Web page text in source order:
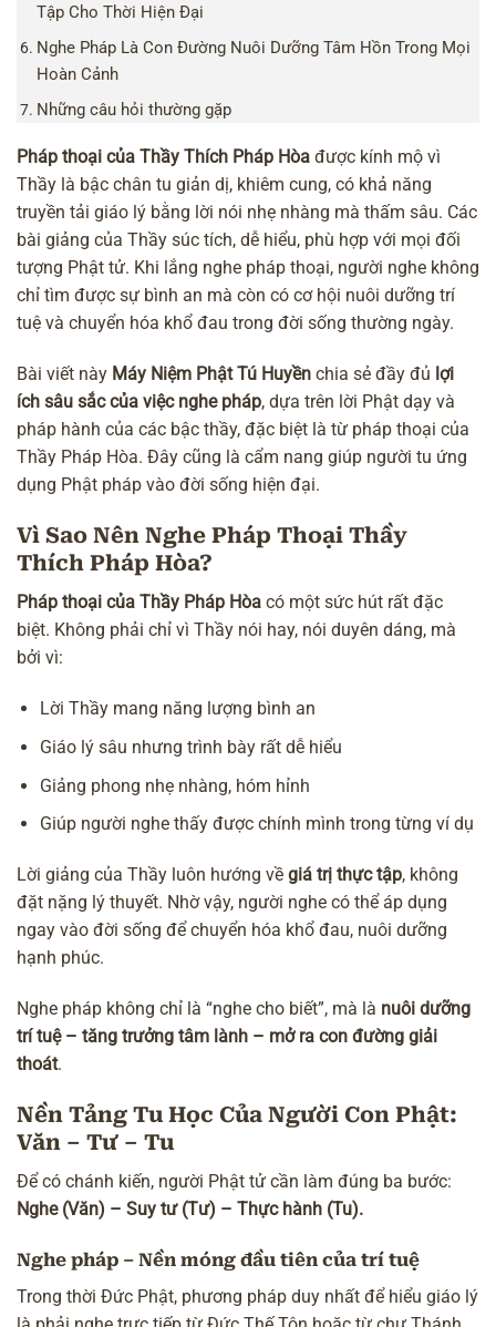
Tập Cho Thời Hiện Đại
Nghe Pháp Là Con Đường Nuôi Dưỡng Tâm Hồn Trong Mọi
Hoàn Cảnh
Những câu hỏi thường gặp
Pháp thoại của Thầy Thích Pháp Hòa được kính mộ vì
Thầy là bậc chân tu giản dị, khiêm cung, có khả năng
truyền tải giáo lý bằng lời nói nhẹ nhàng mà thấm sâu. Các
bài giảng của Thầy súc tích, dễ hiểu, phù hợp với mọi đối
tượng Phật tử. Khi lắng nghe pháp thoại, người nghe không
chỉ tìm được sự bình an mà còn có cơ hội nuôi dưỡng trí
tuệ và chuyển hóa khổ đau trong đời sống thường ngày.
Bài viết này Máy Niệm Phật Tú Huyền chia sẻ đầy đủ lợi
ích sâu sắc của việc nghe pháp, dựa trên lời Phật dạy và
pháp hành của các bậc thầy, đặc biệt là từ pháp thoại của
Thầy Pháp Hòa. Đây cũng là cẩm nang giúp người tu ứng
dụng Phật pháp vào đời sống hiện đại.
Vì Sao Nên Nghe Pháp Thoại Thầy
Thích Pháp Hòa?
Pháp thoại của Thầy Pháp Hòa có một sức hút rất đặc
biệt. Không phải chỉ vì Thầy nói hay, nói duyên dáng, mà
bởi vì:
Lời Thầy mang năng lượng bình an
Giáo lý sâu nhưng trình bày rất dễ hiểu
Giảng phong nhẹ nhàng, hóm hỉnh
Giúp người nghe thấy được chính mình trong từng ví dụ
Lời giảng của Thầy luôn hướng về giá trị thực tập, không
đặt nặng lý thuyết. Nhờ vậy, người nghe có thể áp dụng
ngay vào đời sống để chuyển hóa khổ đau, nuôi dưỡng
hạnh phúc.
Nghe pháp không chỉ là “nghe cho biết”, mà là nuôi dưỡng
trí tuệ– tăng trưởng tâm lành – mở ra con đường giải
thoát.
Nền Tảng Tu Học Của Người Con Phật:
Văn – Tư – Tu
Để có chánh kiến, người Phật tử cần làm đúng ba bước:
Nghe (Văn) – Suy tư (Tư) – Thực hành (Tu).
Nghe pháp – Nền móng đầu tiên của trí tuệ
Trong thời Đức Phật, phương pháp duy nhất để hiểu giáo lý